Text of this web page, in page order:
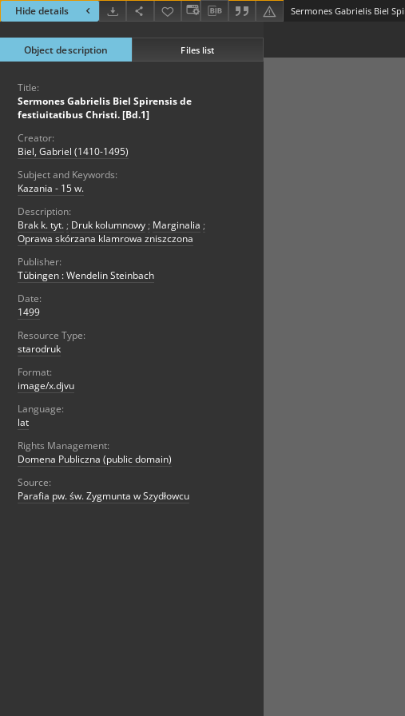
Hide details
Object description Files list
Title:
Sermones Gabrielis Biel Spirensis de
festiuitatibus Christi. [Bd.1]
Creator:
Biel, Gabriel (1410-1495)
Subject and Keywords:
Kazania - 15 w.
Description:
Brak k. tyt. ; Druk kolumnowy ; Marginalia ;
Oprawa skórzana klamrowa zniszczona
Publisher:
Tübingen : Wendelin Steinbach
Date:
1499
Resource Type:
starodruk
Format:
image/x.djvu
Language:
lat
Rights Management:
Domena Publiczna (public domain)
Source:
Parafia pw. św. Zygmunta w Szydłowcu